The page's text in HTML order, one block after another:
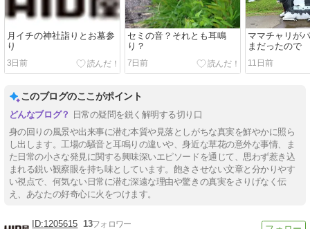
月イチの神社詣りとお墓参
り
3日前
セミの音？それとも耳鳴
り？
7日前
ママチャリが
まだったので
11日前
このブログのここがポイント
日常の疑問を鋭く解明する切り口
身の回りの風景や出来事に潜む本質や見落としがちな真実を鮮やかに照ら
し出します。工場の騒音と耳鳴りの違いや、身近な草花の意外な事情、ま
た日常の小さな発見に関する興味深いエピソードを通じて、思わず惹き込
まれる鋭い観察眼を持ち味としています。飽きさせない文章と分かりやす
い視点で、何気ない日常に潜む深遠な理由や驚きの真実をさりげなく伝
え、あなたの好奇心に火をつけます。
1205615 13